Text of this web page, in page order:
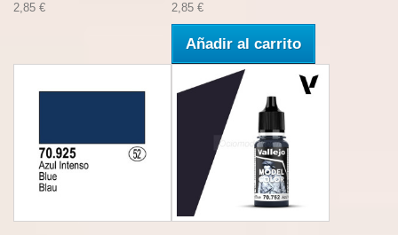
2,85 € 2,85 €
Añadir al carrito